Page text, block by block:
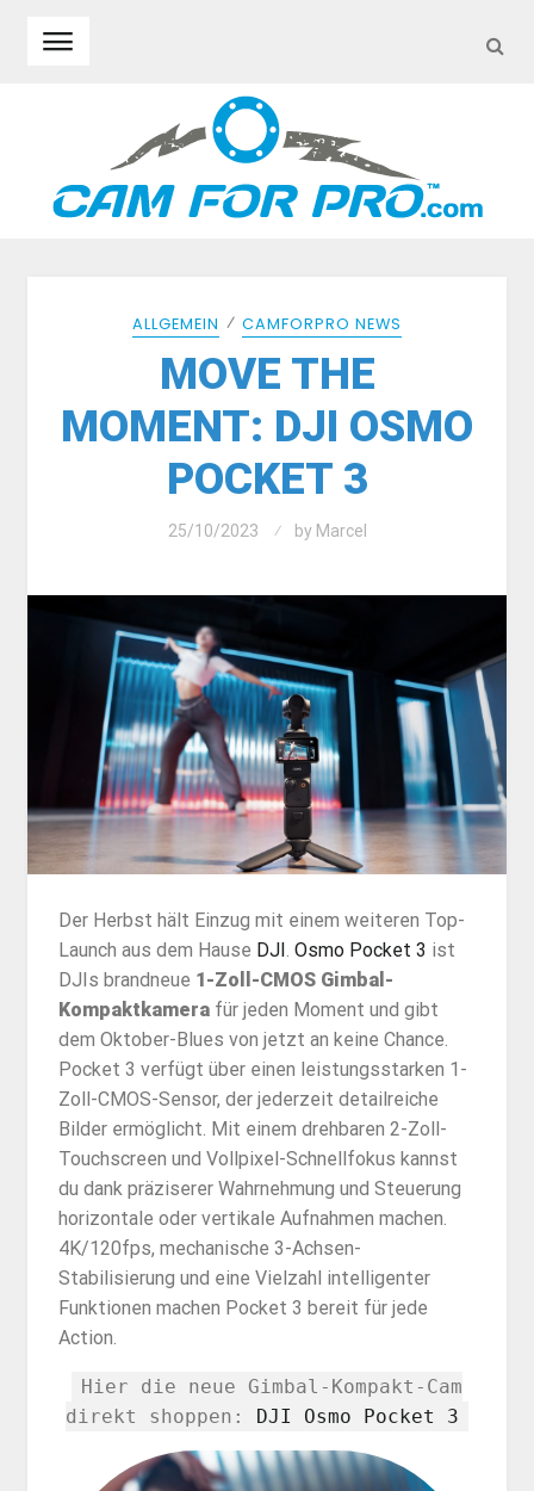
ALLGEMEIN ⁄ CAMFORPRO NEWS
MOVE THE
MOMENT: DJI OSMO
POCKET 3
25/10/2023 by Marcel
Der Herbst hält Einzug mit einem weiteren Top-
Launch aus dem Hause DJI. Osmo Pocket 3 ist
DJIs brandneue 1-Zoll-CMOS Gimbal-
Kompaktkamera für jeden Moment und gibt
dem Oktober-Blues von jetzt an keine Chance.
Pocket 3 verfügt über einen leistungsstarken 1-
Zoll-CMOS-Sensor, der jederzeit detailreiche
Bilder ermöglicht. Mit einem drehbaren 2-Zoll-
Touchscreen und Vollpixel-Schnellfokus kannst
du dank präziserer Wahrnehmung und Steuerung
horizontale oder vertikale Aufnahmen machen.
4K/120fps, mechanische 3-Achsen-
Stabilisierung und eine Vielzahl intelligenter
Funktionen machen Pocket 3 bereit für jede
Action.
Hier die neue Gimbal-Kompakt-Cam
direkt shoppen: DJI Osmo Pocket 3